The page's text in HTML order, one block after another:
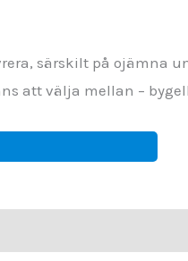
särskilt på ojämna
att välja mellan –